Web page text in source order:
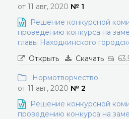
от 11 авг, 2020 № 1
Решение конкурсной
проведению конкурса на
главы Находкинского
Открыть
Скачать
Нормотворчество
от 11 авг, 2020 № 2
Решение конкурсной
проведению конкурса на